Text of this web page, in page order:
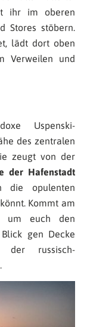
ihr im oberen
Stores stöbern.
lädt dort oben
Verweilen und
Uspenski-
des zentralen
zeugt von der
der Hafenstadt
die opulenten
Kommt am
um euch den
gen Decke
russisch-